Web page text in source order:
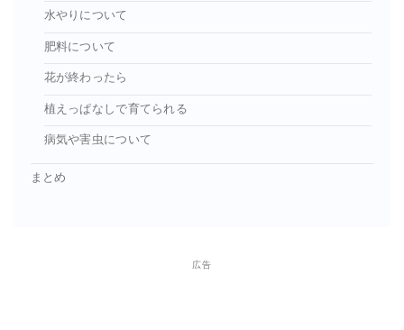
水やりについて
肥料について
花が終わったら
植えっぱなしで育てられる
病気や害虫について
まとめ
広告